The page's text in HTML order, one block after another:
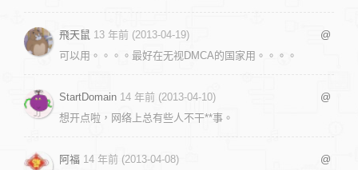
飛天鼠 13 年前 (2013-04-19)
@
可以用。。。。最好在无视DMCA的国家用。。。。
StartDomain 14 年前 (2013-04-10)
@
想开点啦，网络上总有些人不干**事。
阿福 14 年前 (2013-04-08)
@